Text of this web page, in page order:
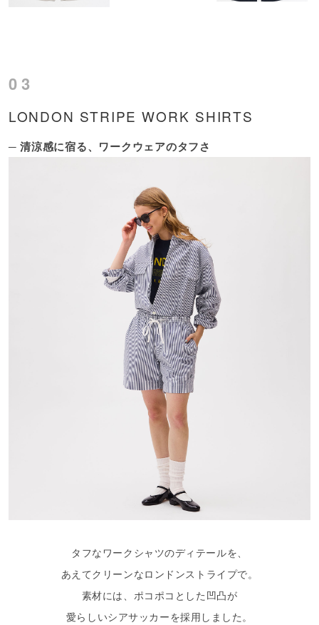
03
LONDON STRIPE WORK SHIRTS
─ 清涼感に宿る、ワークウェアのタフさ
タフなワークシャツのディテールを、
あえてクリーンなロンドンストライプで。
素材には、ポコポコとした凹凸が
愛らしいシアサッカーを採用しました。